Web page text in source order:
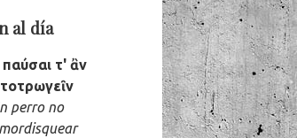
al día
παύσαι τ' ἂν
perro no